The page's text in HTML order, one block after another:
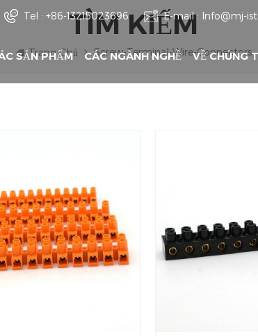
Tel : +86-13215023696 E-mail : Info@mj-
SẢN PHẨM CÁC NGÀNH NGHỀ VỀ CHÚNG
TÌM KIẾM
Trang Chủ Screw-Terminal-Wire-Connectors